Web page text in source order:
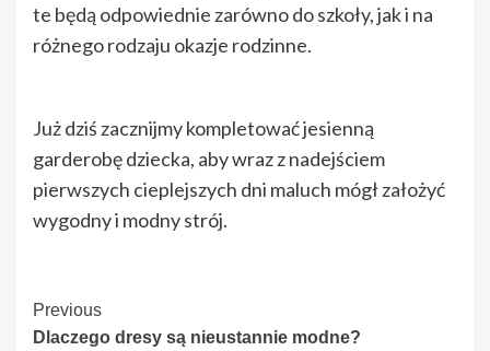
te będą odpowiednie zarówno do szkoły, jak i na
różnego rodzaju okazje rodzinne.
Już dziś zacznijmy kompletować jesienną
garderobę dziecka, aby wraz z nadejściem
pierwszych cieplejszych dni maluch mógł założyć
wygodny i modny strój.
Continue
Previous
Dlaczego dresy są nieustannie modne?